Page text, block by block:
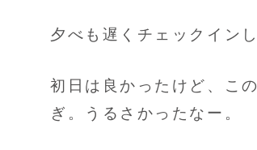
夕べも遅くチェックイン
初日は良かったけど、こ
ぎ。うるさかったなー。